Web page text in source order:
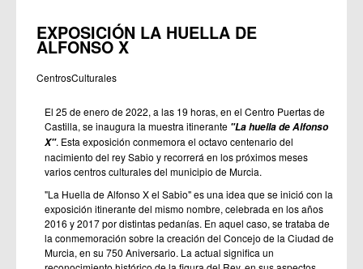
EXPOSICIÓN LA HUELLA DE
ALFONSO X
CentrosCulturales
El 25 de enero de 2022, a las 19 horas, en el Centro Puertas de
Castilla, se inaugura la muestra itinerante "La huella de Alfonso
X". Esta exposición conmemora el octavo centenario del
nacimiento del rey Sabio y recorrerá en los próximos meses
varios centros culturales del municipio de Murcia.
"La Huella de Alfonso X el Sabio" es una idea que se inició con la
exposición itinerante del mismo nombre, celebrada en los años
2016 y 2017 por distintas pedanías. En aquel caso, se trataba de
la conmemoración sobre la creación del Concejo de la Ciudad de
Murcia, en su 750 Aniversario. La actual significa un